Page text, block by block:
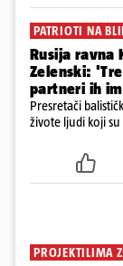
PATRIOTI NA
Rusija ravna
Zelenski:
partneri ih
Presretači
živote ljudi koji
PROJEKTILIMA